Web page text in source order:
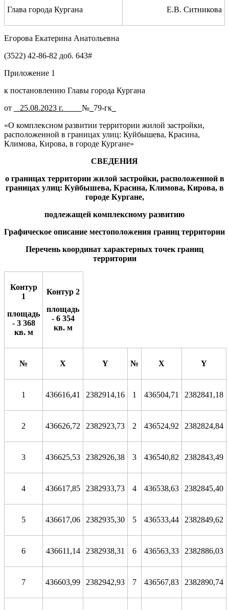
Глава города Кургана Е.В. Ситникова
Егорова Екатерина Анатольевна
(3522) 42-86-82 доб. 643#
Приложение 1
к постановлению Главы города Кургана
от
25.08.2023 г. № 79-гк
«О комплексном развитии территории жилой застройки,
расположенной в границах улиц: Куйбышева, Красина,
Климова, Кирова, в городе Кургане»
СВЕДЕНИЯ
о границах территории жилой застройки, расположенной в
границах улиц: Куйбышева, Красина, Климова, Кирова,в
городе Кургане,
подлежащей комплексному развитию
Графическое описание местоположения границ территории
Перечень координат характерных точек границ
территории
Контур
1
площадь
- 3 368
кв. м
Контур 2
площадь
- 6 354
кв. м
№ X Y № X Y
1 436616,41 2382914,16 1 436504,71 2382841,18
2 436626,72 2382923,73 2 436524,92 2382824,84
3 436625,53 2382926,38 3 436540,82 2382843,49
4 436617,85 2382933,73 4 436538,63 2382845,40
5 436617,06 2382935,30 5 436533,44 2382849,62
6 436611,14 2382938,31 6 436563,33 2382886,03
7 436603,99 2382942,93 7 436567,83 2382890,74